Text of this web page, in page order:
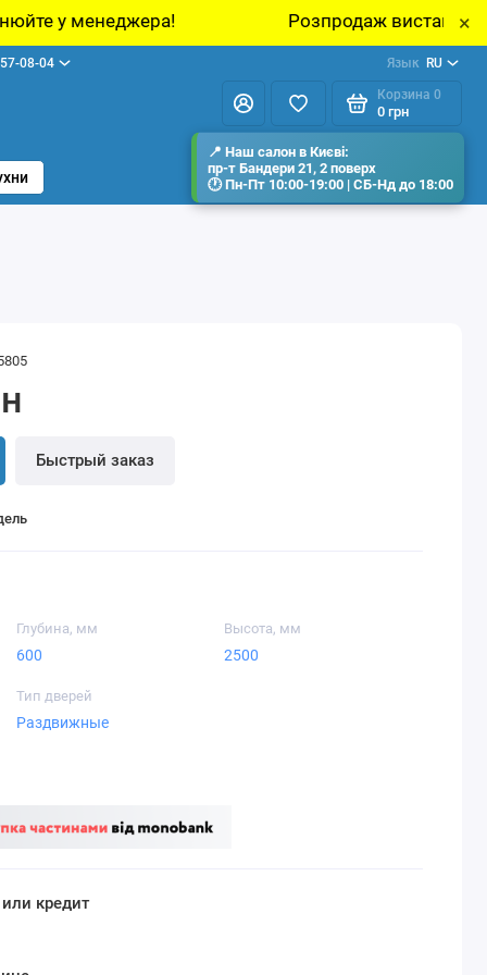
Розпродаж виставкових зразків меблів×
08-04 Язык RU
Корзина 0
0 грн
Быстрый заказ
Глубина, мм
600
Высота, мм
2500
Тип дверей
Раздвижные
кредит